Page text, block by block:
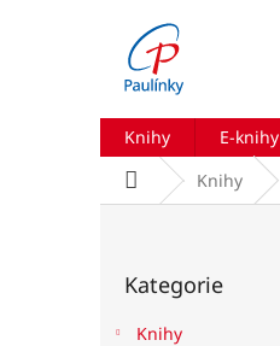
Knihy E-knihy
Domů Knihy
kategorie
Kategorie
Knihy